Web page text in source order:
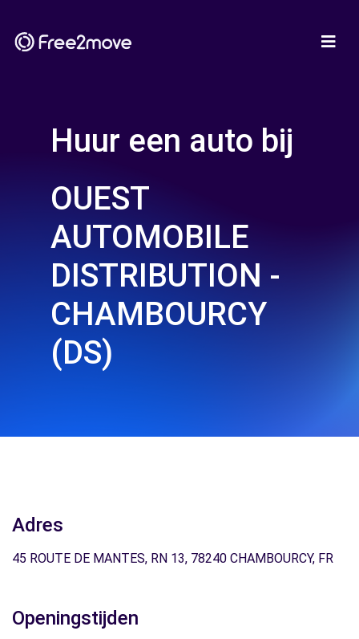
Huur een auto bij
OUEST
AUTOMOBILE
DISTRIBUTION -
CHAMBOURCY
(DS)
Adres
45 ROUTE DE MANTES, RN 13, 78240 CHAMBOURCY, FR
Openingstijden